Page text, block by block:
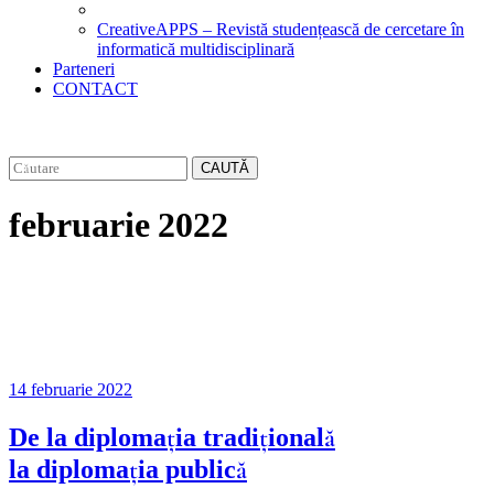
CreativeAPPS – Revistă studențească de cercetare în
informatică multidisciplinară
Parteneri
CONTACT
CAUTĂ
februarie 2022
14 februarie 2022
De la diplomația tradițională
la diplomația publică